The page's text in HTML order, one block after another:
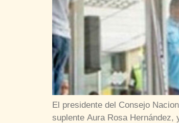
El presidente del Consejo
suplente Aura Rosa Hernández,